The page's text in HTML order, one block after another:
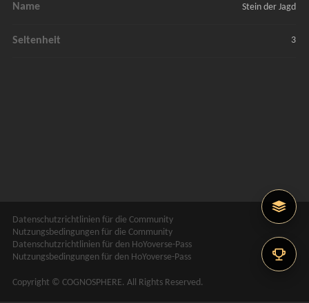
Name Stein der Jagd
Seltenheit 3
Datenschutzrichtlinien für die Community
Nutzungsbedingungen für die Community
Datenschutzrichtlinien für den HoYoverse-Pass
Nutzungsbedingungen für den HoYoverse-Pass
Copyright © COGNOSPHERE. All Rights Reserved.